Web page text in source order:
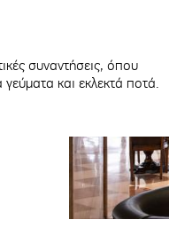
συναντήσεις, όπου
γεύματα και εκλεκτά ποτά.